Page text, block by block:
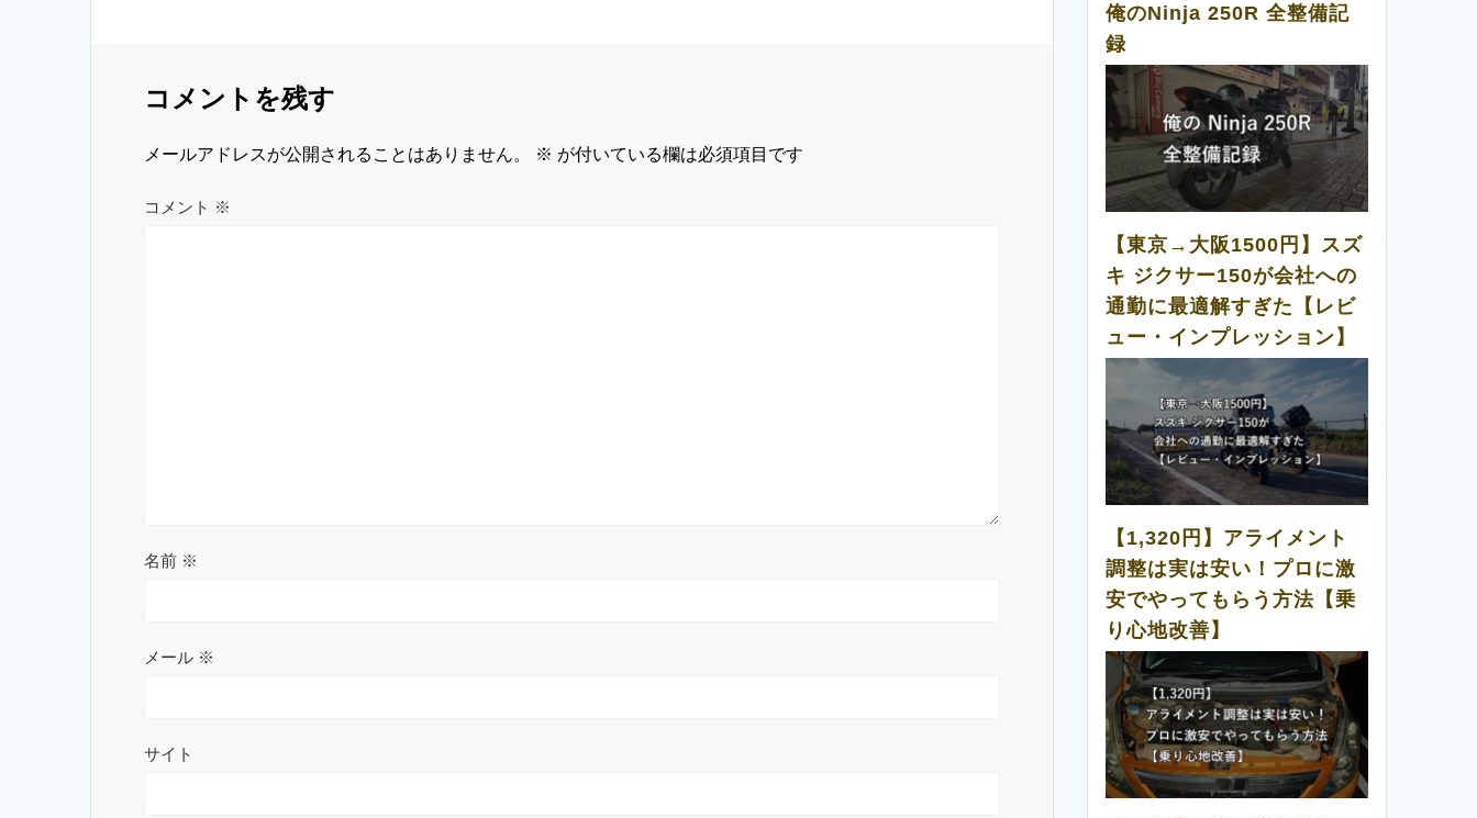
コメントを残す
メールアドレスが公開されることはありません。 ※ が付いている欄は必須項目です
コメント ※
名前 ※
メール ※
サイト
俺のNinja 250R 全整備記
録
【東京→大阪1500円】スズ
キ ジクサー150が会社への
通勤に最適解すぎた【レビ
ュー・インプレッション】
【1,320円】アライメント
調整は実は安い！プロに激
安でやってもらう方法【乗
り心地改善】